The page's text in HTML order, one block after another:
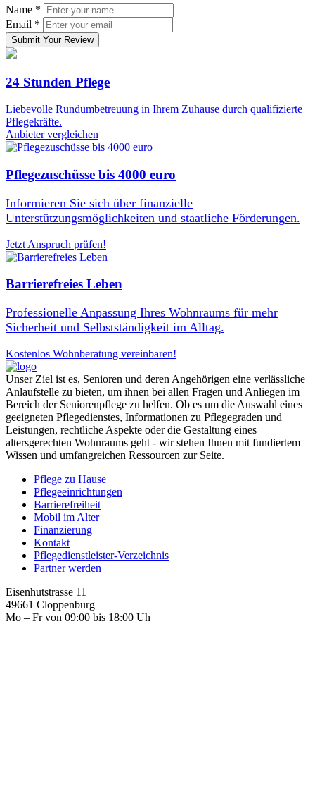
Name *
Email *
Submit Your Review
24 Stunden Pflege
Liebevolle Rundumbetreuung in Ihrem Zuhause durch qualifizierte
Pflegekräfte.
Anbieter vergleichen
Pflegezuschüsse bis 4000 euro
Informieren Sie sich über finanzielle
Unterstützungsmöglichkeiten und staatliche Förderungen.
Jetzt Anspruch prüfen!
Barrierefreies Leben
Professionelle Anpassung Ihres Wohnraums für mehr
Sicherheit und Selbstständigkeit im Alltag.
Kostenlos Wohnberatung vereinbaren!
Unser Ziel ist es, Senioren und deren Angehörigen eine verlässliche
Anlaufstelle zu bieten, um ihnen bei allen Fragen und Anliegen im
Bereich der Seniorenpflege zu helfen. Ob es um die Auswahl eines
geeigneten Pflegedienstes, Informationen zu Pflegegraden und
Leistungen, rechtliche Aspekte oder die Gestaltung eines
altersgerechten Wohnraums geht - wir stehen Ihnen mit fundiertem
Wissen und umfangreichen Ressourcen zur Seite.
Pflege zu Hause
Pflegeeinrichtungen
Barrierefreiheit
Mobil im Alter
Finanzierung
Kontakt
Pflegedienstleister-Verzeichnis
Partner werden
Eisenhutstrasse 11
49661 Cloppenburg
Mo – Fr von 09:00 bis 18:00 Uh